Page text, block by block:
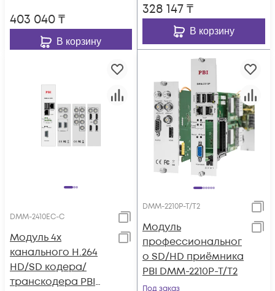
403 040₸
В корзину
328 147₸
В корзину
DMM-2410EC-С
Модуль 4х
канального H.264
HD/SD кодера/
транскодера PBI
DMM-2210P-T/T2
Модуль
профессиональног
о SD/HD приёмника
PBI DMM-2210P-T/T2
Под заказ